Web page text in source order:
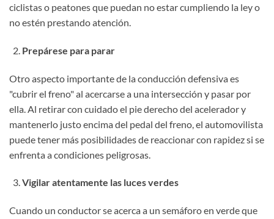
ciclistas o peatones que puedan no estar cumpliendo la ley o
no estén prestando atención.
Prepárese para parar
Otro aspecto importante de la conducción defensiva es
"cubrir el freno" al acercarse a una intersección y pasar por
ella. Al retirar con cuidado el pie derecho del acelerador y
mantenerlo justo encima del pedal del freno, el automovilista
puede tener más posibilidades de reaccionar con rapidez si se
enfrenta a condiciones peligrosas.
Vigilar atentamente las luces verdes
Cuando un conductor se acerca a un semáforo en verde que